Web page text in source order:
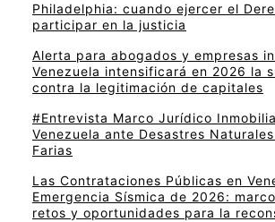
Philadelphia: cuando ejercer el
participar en la justicia
Alerta para abogados y empresas
Venezuela intensificará en 2026 la
contra la legitimación de capitales
#Entrevista Marco Jurídico
Venezuela ante Desastres
Farias
Las Contrataciones Públicas en
Emergencia Sísmica de 2026:
retos y oportunidades para la